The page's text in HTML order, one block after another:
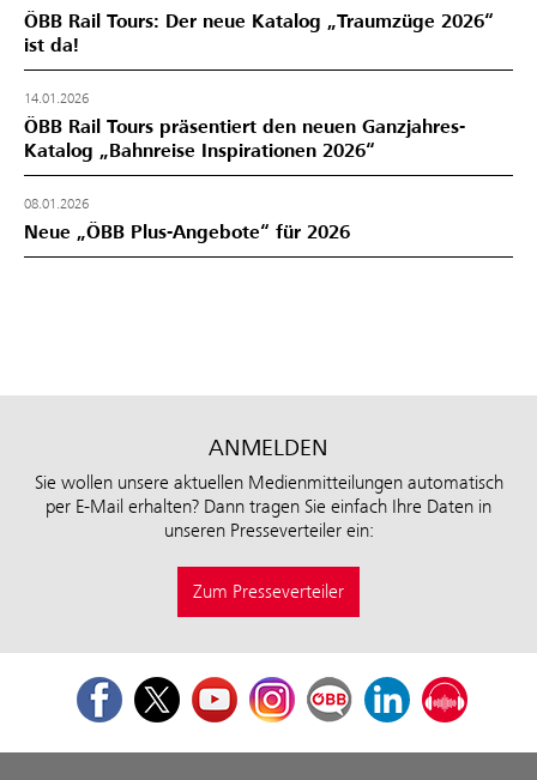
ÖBB Rail Tours: Der neue Katalog „Traumzüge 2026“
ist da!
14.01.2026
ÖBB Rail Tours präsentiert den neuen Ganzjahres-
Katalog „Bahnreise Inspirationen 2026“
08.01.2026
Neue „ÖBB Plus-Angebote“ für 2026
ANMELDEN
Sie wollen unsere aktuellen Medienmitteilungen automatisch
per E-Mail erhalten? Dann tragen Sie einfach Ihre Daten in
unseren Presseverteiler ein:
Zum Presseverteiler
FacebookTwitterYoutubeInstagramÖBB Corporate Blog
LinkedInPodcast